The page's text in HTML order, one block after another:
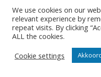
8800
We use cookies on our
relevant experience by
repeat visits. By clicking
ALL the cookies.
Cookie settings